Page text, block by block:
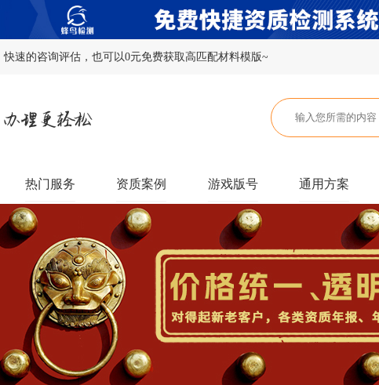
速的咨询评估，也可以0元免费获取高匹配材料模版~
热门服务 资质案例 游戏版号 通用方案